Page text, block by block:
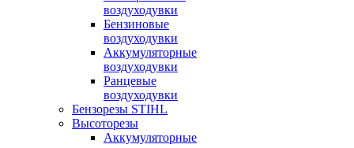
воздуходувки
Бензиновые
воздуходувки
Аккумуляторные
воздуходувки
Ранцевые
воздуходувки
Бензорезы STIHL
Высоторезы
Аккумуляторные